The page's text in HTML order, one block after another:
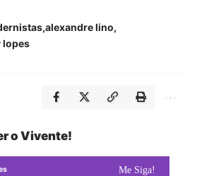
alexandre lino
lopes
o Vivente!
Me Siga!